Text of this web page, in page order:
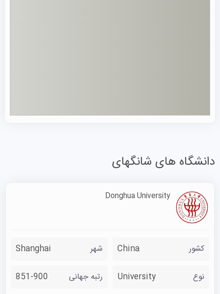
دانشگاه های شانگهای
Donghua University
کشور China شهر Shanghai
نوع University رتبه جهانی 851-900